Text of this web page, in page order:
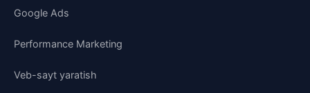
Google Ads
Performance Marketing
Veb-sayt yaratish